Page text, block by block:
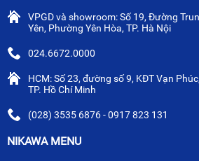
VPGD và showroom: Số 19, Đường
Yên, Phường Yên Hòa, TP. Hà Nội
024.6672.0000
HCM: Số 23, đường số 9, KĐT Vạn
TP. Hồ Chí Minh
(028) 3535 6876 - 0917 823 131
NIKAWA MENU